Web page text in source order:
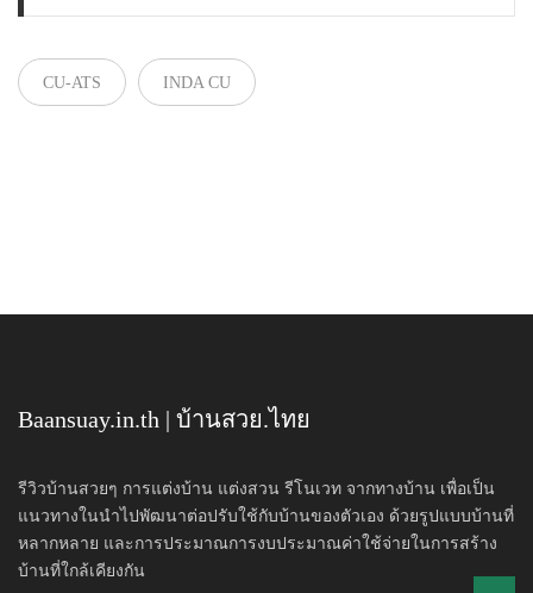
CU-ATS INDA CU
Baansuay.in.th | บ้านสวย.ไทย
รีวิวบ้านสวยๆ การแต่งบ้าน แต่งสวน รีโนเวท จากทางบ้าน เพื่อเป็น
แนวทางในนำไปพัฒนาต่อปรับใช้กับบ้านของตัวเอง ด้วยรูปแบบบ้านที่
หลากหลาย และการประมาณการงบประมาณค่าใช้จ่ายในการสร้าง
บ้านที่ใกล้เคียงกัน